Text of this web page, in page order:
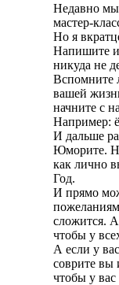
Недавно
мастер-
Но я
Напишите
никуда не
Вспомните
вашей
начните с
Например:
И дальше
Юморите.
как лично
Год.
И прямо
сложится.
чтобы у
А если у
соврите вы
чтобы у